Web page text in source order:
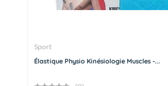
Sport
Élastique Physio Kinésiologie Muscles -...